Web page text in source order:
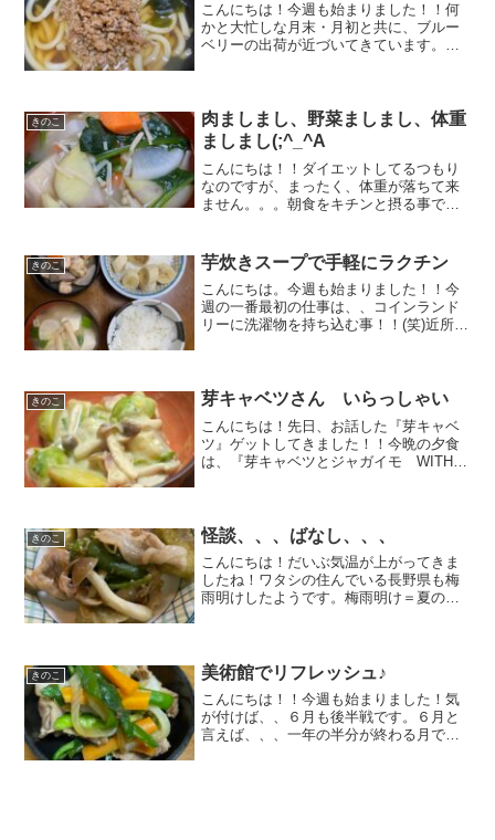
こんにちは！今週も始まりました！！何
かと大忙しな月末・月初と共に、ブルー
ベリーの出荷が近づいてきています。先
して、、、ちょっと、、お疲れ...
きのこ
肉ましまし、野菜ましまし、体重
ましまし(;^_^A
こんにちは！！ダイエットしてるつもり
なのですが、まったく、体重が落ちて来
ません。。。朝食をキチンと摂る事で、
だけだと、、絶対ストレスが溜まってド
カ食いしてしまうので。。...
きのこ 芋炊きスープで手軽にラクチン
こんにちは。今週も始まりました！！今
週の一番最初の仕事は、、コインランド
リーに洗濯物を持ち込む事！！(笑)近所に
んじゃないか、、って...
きのこ 芽キャベツさん いらっしゃい
こんにちは！先日、お話した『芽キャベ
ツ』ゲットしてきました！！今晩の夕食
は、『芽キャベツとジャガイモ WITH
す！！）芽キャベツ！！...
きのこ 怪談、、、ばなし、、、
こんにちは！だいぶ気温が上がってきま
したね！ワタシの住んでいる長野県も梅
雨明けしたようです。梅雨明け＝夏の始
よ、、、毎晩、、毎晩、、夜中...
きのこ 美術館でリフレッシュ♪
こんにちは！！今週も始まりました！気
が付けば、、６月も後半戦です。６月と
言えば、、、一年の半分が終わる月で